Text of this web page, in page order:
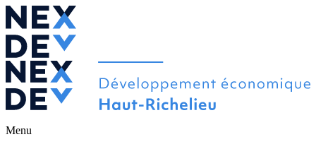
Menu